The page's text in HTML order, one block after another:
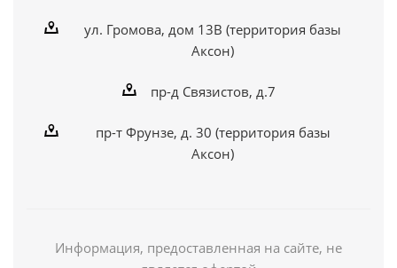
ул. Громова, дом 13В (территория базы
Аксон)
пр-д Связистов, д.7
пр-т Фрунзе, д. 30 (территория базы
Аксон)
Информация, предоставленная на сайте, не